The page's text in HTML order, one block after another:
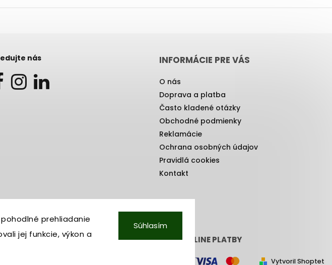
prehliadanie
jej funkcie, výkon a
Súhlasím
nás INFORMÁCIE PRE VÁS
O nás
Doprava a platba
Často kladené otázky
Obchodné podmienky
Reklamácie
Ochrana osobných údajov
Pravidlá cookies
Kontakt
PRIJÍMAME ONLINE PLATBY
Vytvoril Shoptet